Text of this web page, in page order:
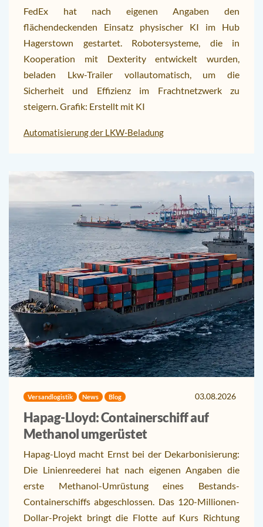
FedEx hat nach eigenen Angaben den
flächendeckenden Einsatz physischer KI im Hub
Hagerstown gestartet. Robotersysteme, die in
Kooperation mit Dexterity entwickelt wurden,
beladen Lkw-Trailer vollautomatisch, um die
Sicherheit und Effizienz im Frachtnetzwerk zu
steigern. Grafik: Erstellt mit KI
Automatisierung der LKW-Beladung
Versandlogistik News Blog 03.08.2026
Hapag-Lloyd: Containerschiff auf
Methanol umgerüstet
Hapag-Lloyd macht Ernst bei der Dekarbonisierung:
Die Linienreederei hat nach eigenen Angaben die
erste Methanol-Umrüstung eines Bestands-
Containerschiffs abgeschlossen. Das 120-Millionen-
Dollar-Projekt bringt die Flotte auf Kurs Richtung